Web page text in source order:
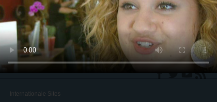
Internationale Sites